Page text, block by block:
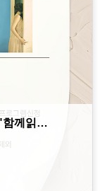
"함께읽…